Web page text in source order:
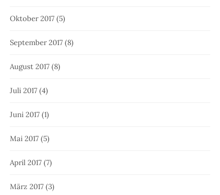
Oktober 2017 (5)
September 2017 (8)
August 2017 (8)
Juli 2017 (4)
Juni 2017 (1)
Mai 2017 (5)
April 2017 (7)
März 2017 (3)